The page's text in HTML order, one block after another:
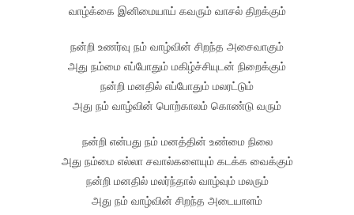
வாழ்க்கை இனிமையாய் கவரும் வாசல் திறக்கும்
நன்றி உணர்வு நம் வாழ்வின் சிறந்த அசைவாகும்
அது நம்மை எப்போதும் மகிழ்ச்சியுடன் நிறைக்கும்
நன்றி மனதில் எப்போதும் மலரட்டும்
அது நம் வாழ்வின் பொற்காலம் கொண்டு வரும்
நன்றி என்பது நம் மனத்தின் உண்மை நிலை
அது நம்மை எல்லா சவால்களையும் கடக்க வைக்கும்
நன்றி மனதில் மலர்ந்தால் வாழ்வும் மலரும்
அது நம் வாழ்வின் சிறந்த அடையாளம்